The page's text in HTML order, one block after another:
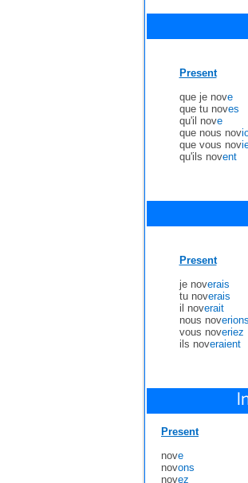
Present
que je nove
que tu noves
qu'il nove
que nous nov
que vous nov
qu'ils novent
Present
je noverais
tu noverais
il noverait
nous noverions
vous noveriez
ils noveraient
Present
nove
novons
novez